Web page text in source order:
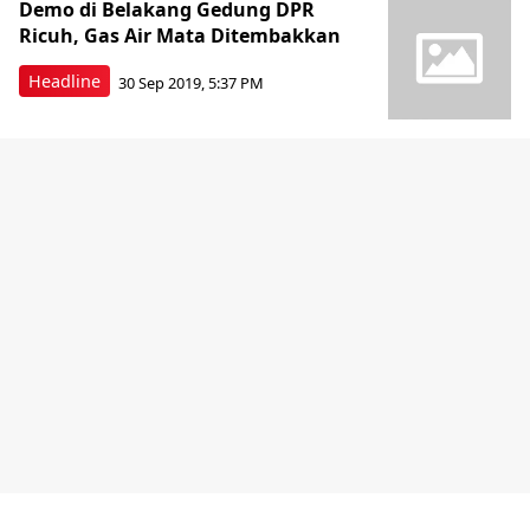
Headline
Demo di Belakang Gedung DPR
Ricuh, Gas Air Mata Ditembakkan
30 Sep 2019, 5:37 PM